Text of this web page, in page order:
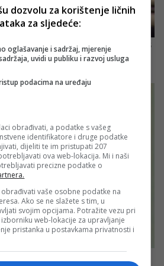
dozvolu za korištenje ličnih
za sljedeće:
oglašavanje i sadržaj, mjerenje
uvidi u publiku i razvoj usluga
podacima na uređaju
obrađivati, a podatke s vašeg
identifikatore i druge podatke
dijeliti te im pristupati 207
ova web-lokacija. Mi i naši
precizne podatke o
vaše osobne podatke na
Ako se ne slažete s tim, u
svojim opcijama. Potražite vezu pri
web-lokacije za upravljanje
pristanka u postavkama privatnosti i